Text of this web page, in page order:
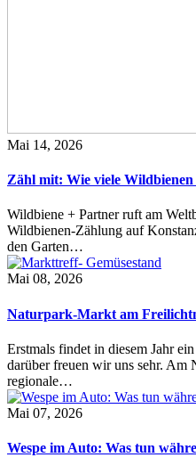
Mai 14, 2026
Zähl mit: Wie viele
Wildbiene + Partner ruft am
Wildbienen-Zählung auf
den Garten…
Mai 08, 2026
Naturpark-Markt am
Erstmals findet in diesem Jahr
darüber freuen wir uns sehr. Am
regionale…
Mai 07, 2026
Wespe im Auto: Was tun